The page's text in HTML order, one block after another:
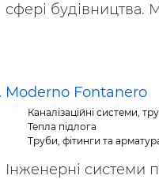
сфері будівництва.
Moderno Fontanero
Каналізаційні системи,
Тепла підлога
Труби, фітинги та
Інженерні системи